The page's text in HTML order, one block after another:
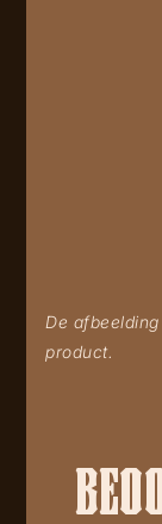
De
product.